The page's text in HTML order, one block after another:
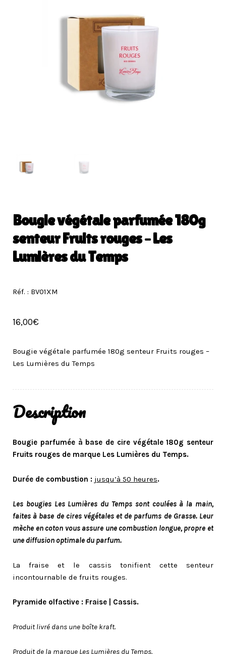
Bougie végétale parfumée 180g
senteur Fruits rouges – Les
Lumières du Temps
Réf. : BV01XM
16,00€
Bougie végétale parfumée 180g senteur Fruits rouges –
Les Lumières du Temps
Description
Bougie parfumée à base de cire végétale 180g senteur
Fruits rouges de marque Les Lumières du Temps.
Durée de combustion : jusqu’à 50 heures.
Les bougies Les Lumières du Temps sont coulées à la main,
faites à base de cires végétales et de parfums de Grasse. Leur
mèche en coton vous assure une combustion longue, propre et
une diffusion optimale du parfum.
La fraise et le cassis tonifient cette senteur
incontournable de fruits rouges.
Pyramide olfactive : Fraise | Cassis.
Produit livré dans une boîte kraft.
Produit de la marque Les Lumières du Temps.